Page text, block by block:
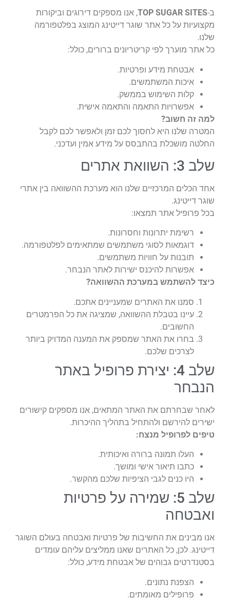
ב-TOP SUGAR SITES, אנו מספקים דירוגים וביקורות
מקצועיות על כל אתר שוגר דייטינג המוצג בפלטפורמה
שלנו.
כל אתר מוערך לפי קריטריונים ברורים, כולל:
אבטחת מידע ופרטיות.
איכות המשתמשים.
קלות השימוש בממשק.
אפשרויות התאמה והתאמה אישית.
למה זה חשוב?
המטרה שלנו היא לחסוך לכם זמן ולאפשר לכם לקבל
החלטה מושכלת בהתבסס על מידע אמין ועדכני.
שלב 3: השוואת אתרים
אחד הכלים המרכזיים שלנו הוא מערכת ההשוואה בין אתרי
שוגר דייטינג.
בכל פרופיל אתר תמצאו:
רשימת יתרונות וחסרונות.
דוגמאות לסוגי משתמשים שמתאימים לפלטפורמה.
תובנות על חוויות משתמשים.
אפשרות להיכנס ישירות לאתר הנבחר.
כיצד להשתמש במערכת ההשוואה?
סמנו את האתרים שמעניינים אתכם.
עיינו בטבלת ההשוואה, שמציגה את כל הפרמטרים
החשובים.
בחרו את האתר שמספק את המענה המדויק ביותר
לצרכים שלכם.
שלב 4: יצירת פרופיל באתר
הנבחר
לאחר שבחרתם את האתר המתאים, אנו מספקים קישורים
ישירים להירשם ולהתחיל בתהליך ההיכרות.
טיפים לפרופיל מנצח:
העלו תמונה ברורה ואיכותית.
כתבו תיאור אישי ומושך.
היו כנים לגבי הציפיות שלכם מהקשר.
שלב 5: שמירה על פרטיות
ואבטחה
אנו מבינים את החשיבות של פרטיות ואבטחה בעולם השוגר
דייטינג. לכן, כל האתרים שאנו ממליצים עליהם עומדים
בסטנדרטים גבוהים של אבטחת מידע, כולל:
הצפנת נתונים.
פרופילים מאומתים.